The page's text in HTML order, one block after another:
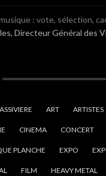
: vote, sélection,
Directeur Général des
ART ARTISTES
CINEMA CONCERT
PLANCHE EXPO
FILM HEAVY METAL